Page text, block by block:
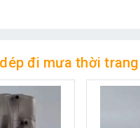
đi mưa thời trang